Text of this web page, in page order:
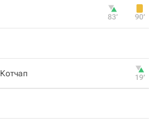
83‎’‎ 90‎’‎
19‎’‎